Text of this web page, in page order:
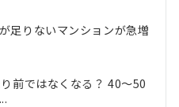
足りないマンションが急増
前ではなくなる？ 40〜50